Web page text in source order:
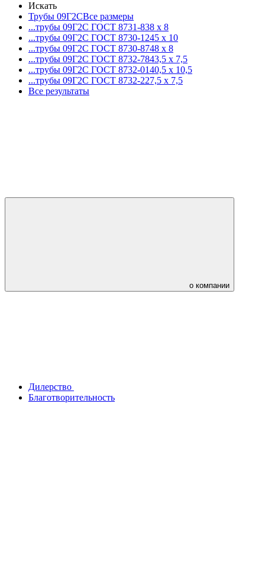
Искать
Трубы 09Г2СВсе размеры
...трубы 09Г2С ГОСТ 8731-838 x 8
...трубы 09Г2С ГОСТ 8730-1245 x 10
...трубы 09Г2С ГОСТ 8730-8748 x 8
...трубы 09Г2С ГОСТ 8732-7843,5 x 7,5
...трубы 09Г2С ГОСТ 8732-0140,5 x 10,5
...трубы 09Г2С ГОСТ 8732-227,5 x 7,5
Все результаты
о компании
Дилерство
Благотворительность